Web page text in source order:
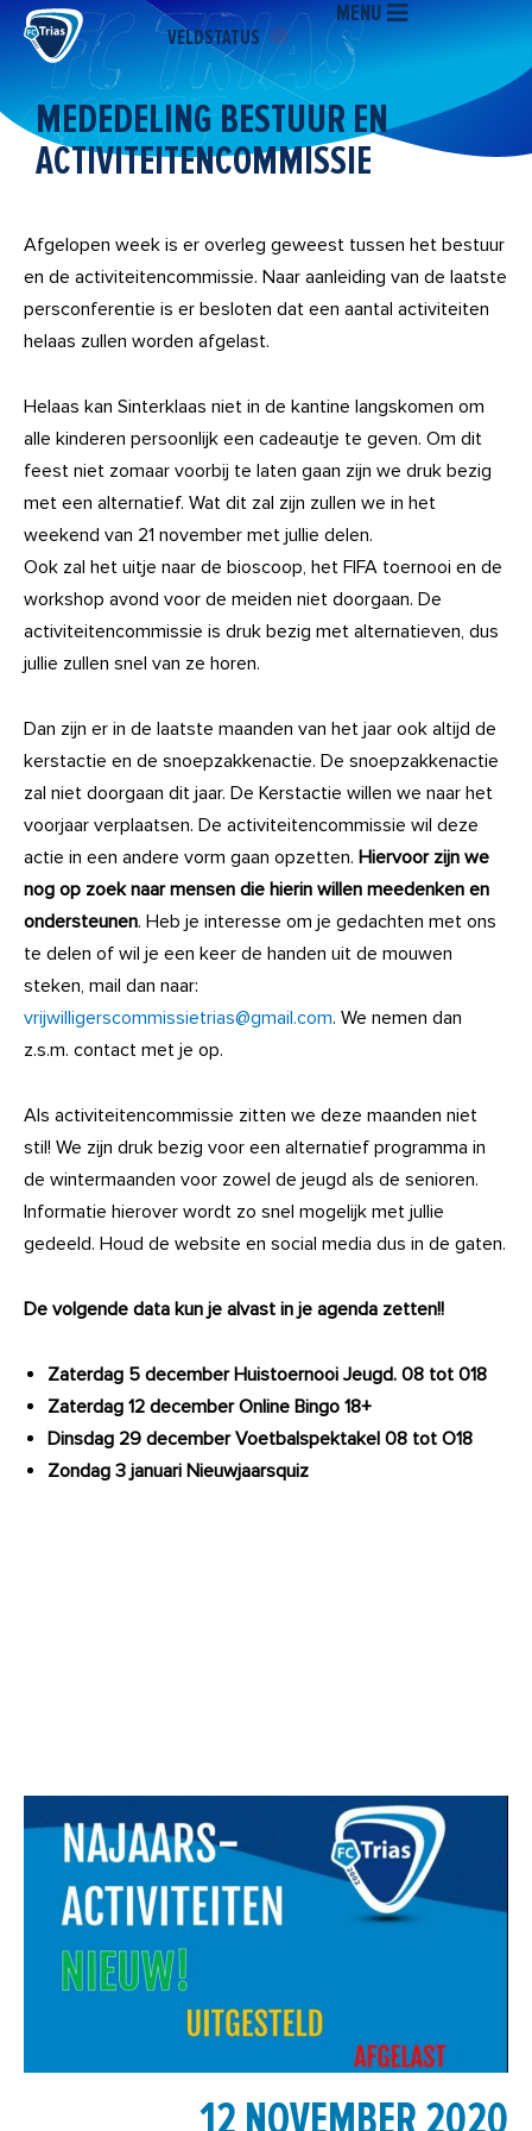
naar
inhoud
VELDSTATUS
MENU
MEDEDELING BESTUUR EN
ACTIVITEITENCOMMISSIE
Afgelopen week is er overleg geweest tussen het bestuur
en de activiteitencommissie. Naar aanleiding van de laatste
persconferentie is er besloten dat een aantal activiteiten
helaas zullen worden afgelast.
Helaas kan Sinterklaas niet in de kantine langskomen om
alle kinderen persoonlijk een cadeautje te geven. Om dit
feest niet zomaar voorbij te laten gaan zijn we druk bezig
met een alternatief. Wat dit zal zijn zullen we in het
weekend van 21 november met jullie delen.
Ook zal het uitje naar de bioscoop, het FIFA toernooi en de
workshop avond voor de meiden niet doorgaan. De
activiteitencommissie is druk bezig met alternatieven, dus
jullie zullen snel van ze horen.
Dan zijn er in de laatste maanden van het jaar ook altijd de
kerstactie en de snoepzakkenactie. De snoepzakkenactie
zal niet doorgaan dit jaar. De Kerstactie willen we naar het
voorjaar verplaatsen. De activiteitencommissie wil deze
actie in een andere vorm gaan opzetten. Hiervoor zijn we
nog op zoek naar mensen die hierin willen meedenken en
ondersteunen. Heb je interesse om je gedachten met ons
te delen of wil je een keer de handen uit de mouwen
steken, mail dan naar:
vrijwilligerscommissietrias@gmail.com. We nemen dan
z.s.m. contact met je op.
Als activiteitencommissie zitten we deze maanden niet
stil! We zijn druk bezig voor een alternatief programma in
de wintermaanden voor zowel de jeugd als de senioren.
Informatie hierover wordt zo snel mogelijk met jullie
gedeeld. Houd de website en social media dus in de gaten.
De volgende data kun je alvast in je agenda zetten!!
Zaterdag 5 december Huistoernooi Jeugd. 08 tot 018
Zaterdag 12 december Online Bingo 18+
Dinsdag 29 december Voetbalspektakel 08 tot O18
Zondag 3 januari Nieuwjaarsquiz
12 NOVEMBER 2020